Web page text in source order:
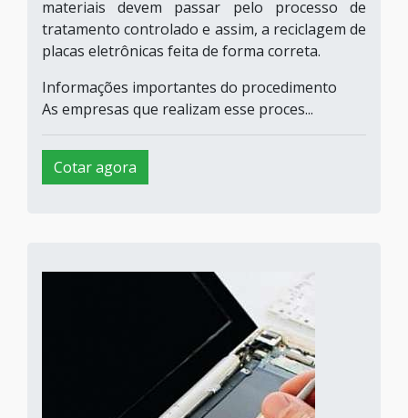
materiais devem passar pelo processo de
tratamento controlado e assim, a reciclagem de
placas eletrônicas feita de forma correta.
Informações importantes do procedimento
As empresas que realizam esse proces...
Cotar agora